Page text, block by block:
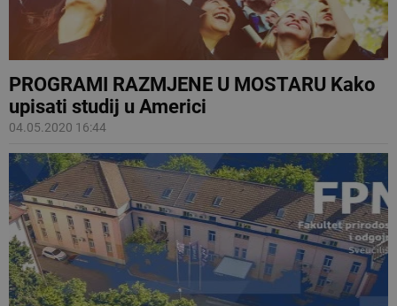
PROGRAMI RAZMJENE U MOSTARU Kako
upisati studij u Americi
04.05.2020 16:44